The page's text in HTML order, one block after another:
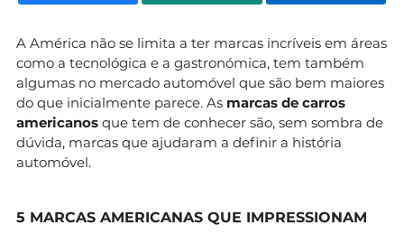
A América não se limita a ter marcas incríveis em áreas
como a tecnológica e a gastronómica, tem também
algumas no mercado automóvel que são bem maiores
do que inicialmente parece. As marcas de carros
americanos que tem de conhecer são, sem sombra de
dúvida, marcas que ajudaram a definir a história
automóvel.
5 MARCAS AMERICANAS QUE IMPRESSIONAM